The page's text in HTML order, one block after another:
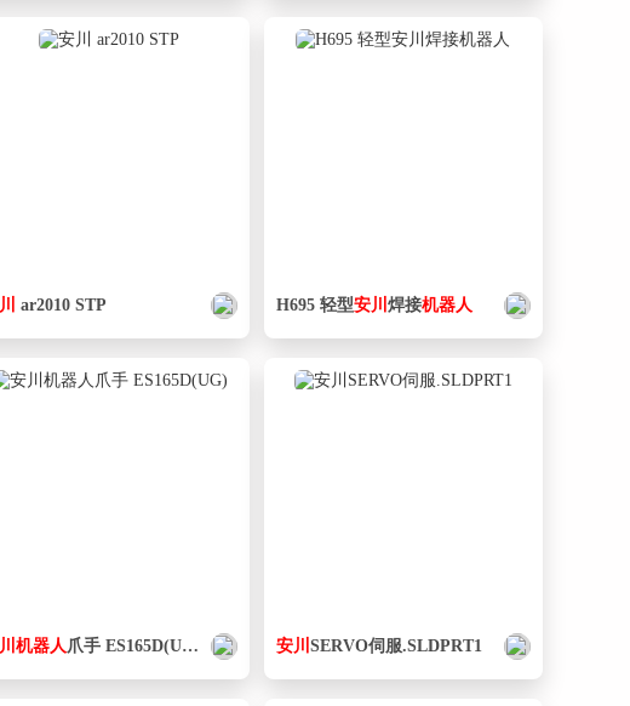
川 ar2010 STP H695 轻型安川 焊接机器人
川机器人 爪手 ES165D(UG) 安川 SERVO伺服.SLDPRT1